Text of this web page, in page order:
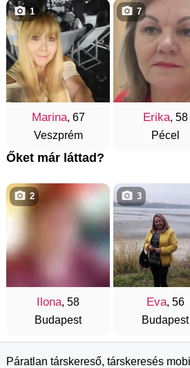
Marina, 67
Veszprém
1
Erika, 58
Pécel
7
Őket már láttad?
Ilona, 58
Budapest
2
Eva, 56
Budapest
3
Páratlan társkereső, társkeresés